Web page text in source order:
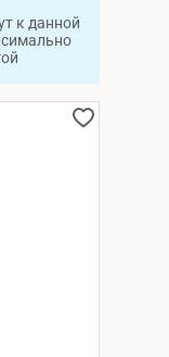
к данной